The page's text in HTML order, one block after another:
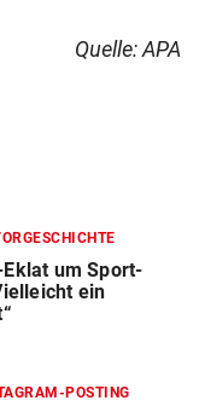
Quelle: APA
um Sport-
ein
POSTING